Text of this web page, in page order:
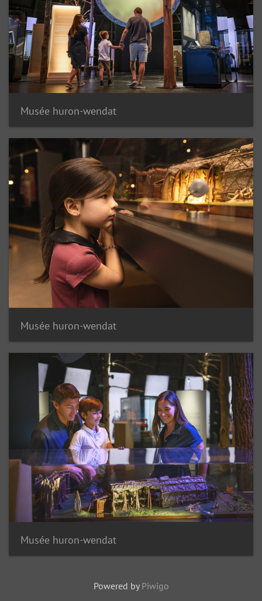
Musée huron-wendat
Musée huron-wendat
Musée huron-wendat
Powered by Piwigo